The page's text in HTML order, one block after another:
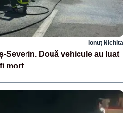
Ionuț Nichita
Severin. Două vehicule au luat
mort